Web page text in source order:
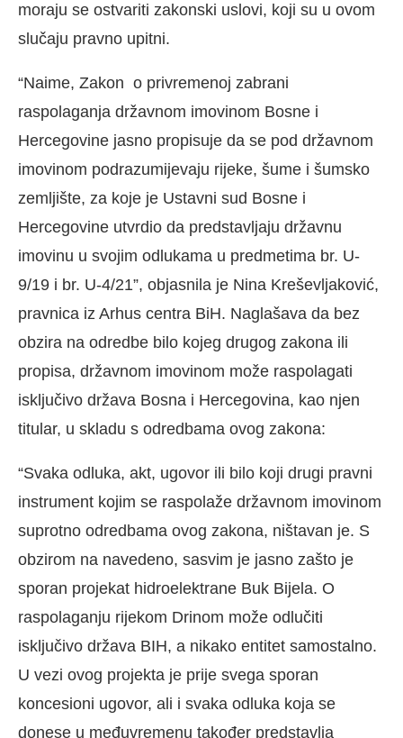
moraju se ostvariti zakonski uslovi, koji su u ovom
slučaju pravno upitni.
“Naime, Zakon o privremenoj zabrani
raspolaganja državnom imovinom Bosne i
Hercegovine jasno propisuje da se pod državnom
imovinom podrazumijevaju rijeke, šume i šumsko
zemljište, za koje je Ustavni sud Bosne i
Hercegovine utvrdio da predstavljaju državnu
imovinu u svojim odlukama u predmetima br. U-
9/19 i br. U-4/21”, objasnila je Nina Kreševljaković,
pravnica iz Arhus centra BiH. Naglašava da bez
obzira na odredbe bilo kojeg drugog zakona ili
propisa, državnom imovinom može raspolagati
isključivo država Bosna i Hercegovina, kao njen
titular, u skladu s odredbama ovog zakona:
“Svaka odluka, akt, ugovor ili bilo koji drugi pravni
instrument kojim se raspolaže državnom imovinom
suprotno odredbama ovog zakona, ništavan je. S
obzirom na navedeno, sasvim je jasno zašto je
sporan projekat hidroelektrane Buk Bijela. O
raspolaganju rijekom Drinom može odlučiti
isključivo država BIH, a nikako entitet samostalno.
U vezi ovog projekta je prije svega sporan
koncesioni ugovor, ali i svaka odluka koja se
donese u međuvremenu također predstavlja